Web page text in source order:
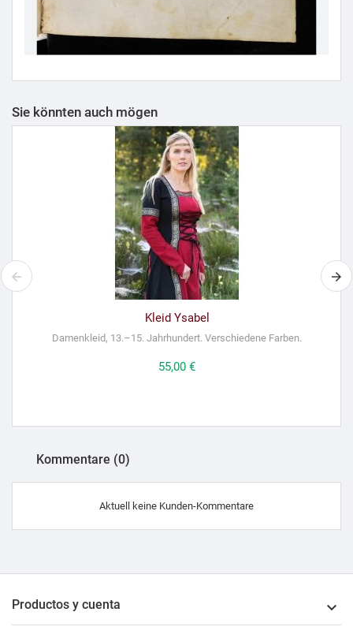
Sie könnten auch mögen
Kleid Ysabel
Damenkleid, 13.–15. Jahrhundert. Verschiedene Farben.
Preis
55,00 €
Kommentare (0)
Aktuell keine Kunden-Kommentare
Productos y cuenta 